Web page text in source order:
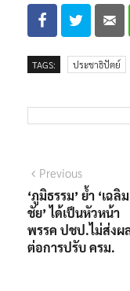
TAGS: ประชาธิปัตย์
แนะแนว
เรื่อง
PreviousPrevious
post:
‘ภูมิธรรม’ ย้ำ ‘เฉลิม
ชัย’ ได้เป็นหัวหน้า
พรรค ปชป.ไม่ส่งผ
ต่อการปรับ ครม.